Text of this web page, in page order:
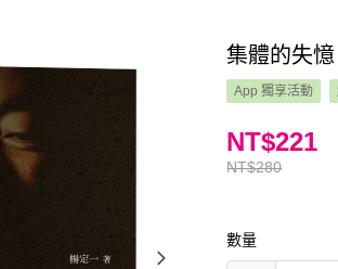
集體的失
App 獨享活動
NT$280
NT$221
數量